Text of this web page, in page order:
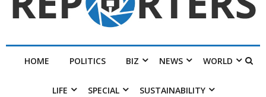
HOME POLITICS BIZ NEWS WORLD
LIFE SPECIAL SUSTAINABILITY